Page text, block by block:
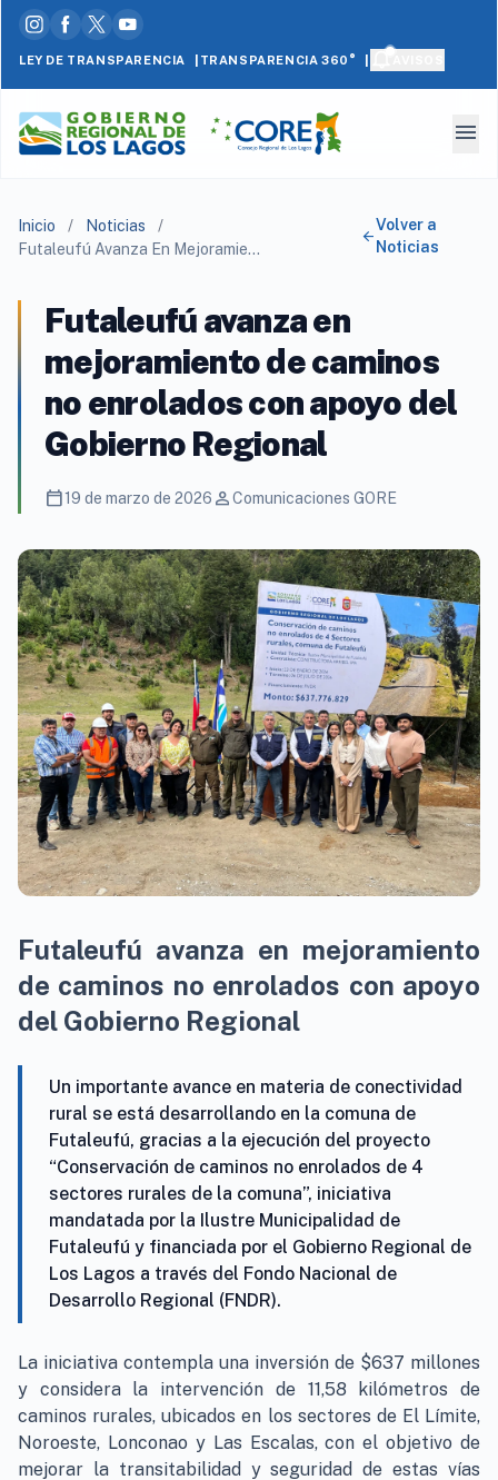
LEY DE TRANSPARENCIA | TRANSPARENCIA 360°
menu
Inicio / Noticias
/
Futaleufú Avanza En Mejoramiento De Caminos No Enrolados Con Apoyo Del Gobierno Regional
arrow_back
Volver a
Noticias
Futaleufú avanza en
mejoramiento de caminos
no enrolados con apoyo del
Gobierno Regional
calendar_today19 de marzo de 2026 personComunicaciones GORE
Futaleufú avanza en mejoramiento
de caminos no enrolados con apoyo
del Gobierno Regional
Un importante avance en materia de conectividad
rural se está desarrollando en la comuna de
Futaleufú, gracias a la ejecución del proyecto
“Conservación de caminos no enrolados de 4
sectores rurales de la comuna”, iniciativa
mandatada por la Ilustre Municipalidad de
Futaleufú y financiada por el Gobierno Regional de
Los Lagos a través del Fondo Nacional de
Desarrollo Regional (FNDR).
La iniciativa contempla una inversión de $637 millones
y considera la intervención de 11,58 kilómetros de
caminos rurales, ubicados en los sectores de El Límite,
Noroeste, Lonconao y Las Escalas, con el objetivo de
mejorar la transitabilidad y seguridad de estas vías